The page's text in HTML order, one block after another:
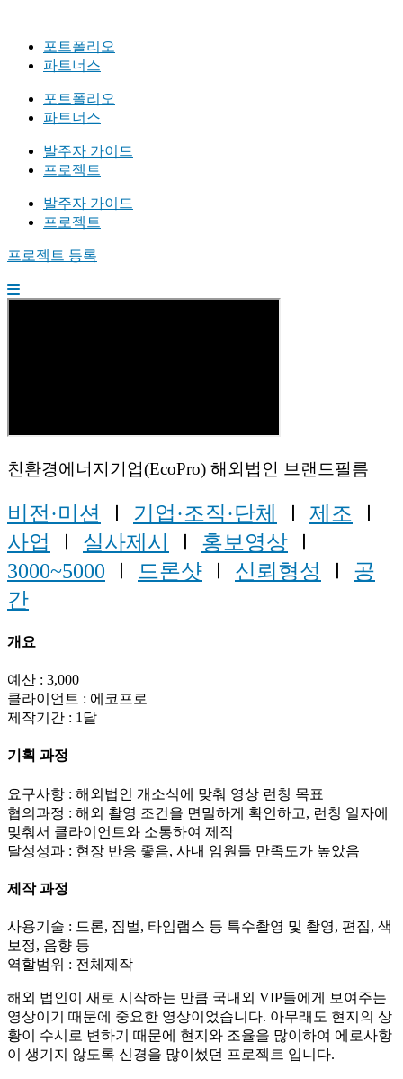
포트폴리오
파트너스
포트폴리오
파트너스
발주자 가이드
프로젝트
발주자 가이드
프로젝트
프로젝트 등록
친환경에너지기업(EcoPro) 해외법인 브랜드필름
비전·미션 Ⅰ 기업·조직·단체 Ⅰ 제조 Ⅰ
사업
Ⅰ 실사제시 Ⅰ 홍보영상 Ⅰ
3000~5000 Ⅰ 드론샷 Ⅰ 신뢰형성 Ⅰ 공
간
개요
예산 : 3,000
클라이언트 : 에코프로
제작기간 : 1달
기획 과정
요구사항 : 해외법인 개소식에 맞춰 영상 런칭 목표
협의과정 : 해외 촬영 조건을 면밀하게 확인하고, 런칭 일자에
맞춰서 클라이언트와 소통하여 제작
달성성과 : 현장 반응 좋음, 사내 임원들 만족도가 높았음
제작 과정
사용기술 : 드론, 짐벌, 타임랩스 등 특수촬영 및 촬영, 편집, 색
보정, 음향 등
역할범위 : 전체제작
해외 법인이 새로 시작하는 만큼 국내외 VIP들에게 보여주는
영상이기 때문에 중요한 영상이었습니다. 아무래도 현지의 상
황이 수시로 변하기 때문에 현지와 조율을 많이하여 에로사항
이 생기지 않도록 신경을 많이썼던 프로젝트 입니다.